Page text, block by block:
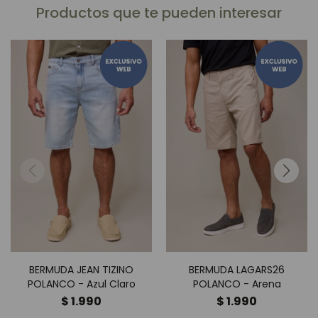
Productos que te pueden interesar
BERMUDA JEAN TIZINO
POLANCO - Azul Claro
$1.990
BERMUDA LAGARS26
POLANCO - Arena
$1.990